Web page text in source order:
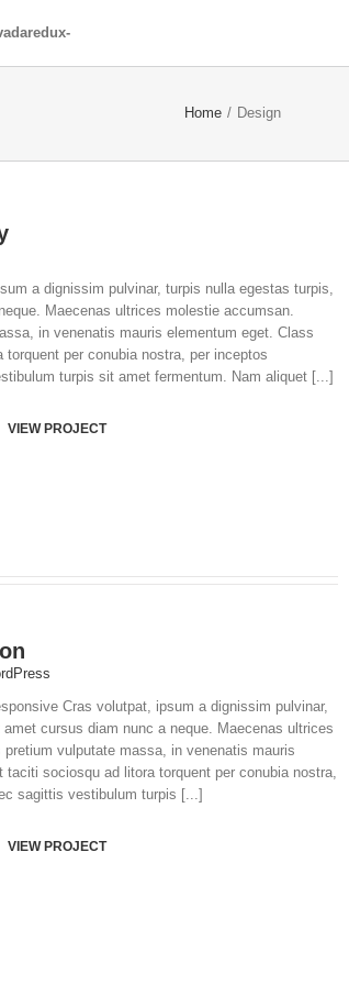
Home / Design
a dignissim pulvinar, turpis nulla egestas turpis,
Maecenas ultrices molestie accumsan.
in venenatis mauris elementum eget. Class
per conubia nostra, per inceptos
turpis sit amet fermentum. Nam aliquet [...]
VIEW PROJECT
Cras volutpat, ipsum a dignissim pulvinar,
cursus diam nunc a neque. Maecenas ultrices
vulputate massa, in venenatis mauris
sociosqu ad litora torquent per conubia nostra,
sagittis vestibulum turpis [...]
VIEW PROJECT